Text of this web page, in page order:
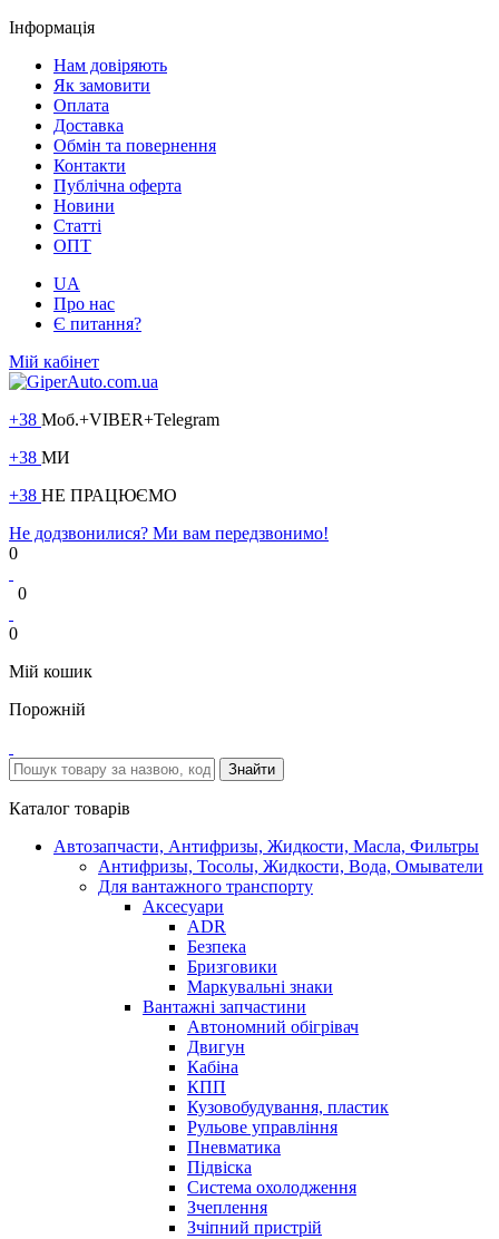
Інформація
Нам довіряють
Як замовити
Оплата
Доставка
Обмін та повернення
Контакти
Публічна оферта
Новини
Статті
ОПТ
UA
Про нас
Є питання?
Мій кабінет
+38 Моб.+VIBER+Telegram
+38 МИ
+38 НЕ ПРАЦЮЄМО
Не додзвонилися? Ми вам передзвонимо!
0
0
0
Мій кошик
Порожній
Каталог товарів
Автозапчасти, Антифризы, Жидкости, Масла, Фильтры
Антифризы, Тосолы, Жидкости, Вода, Омыватели
Для вантажного транспорту
Аксесуари
ADR
Безпека
Бризговики
Маркувальні знаки
Вантажні запчастини
Автономний обігрівач
Двигун
Кабіна
КПП
Кузовобудування, пластик
Рульове управління
Пневматика
Підвіска
Система охолодження
Зчеплення
Зчіпний пристрій